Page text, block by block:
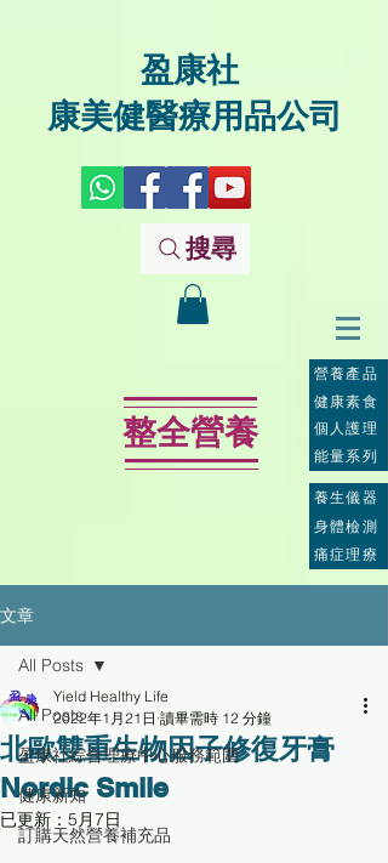
盈康社
康美健醫療用品公司
搜尋
整全營養
營養產品
個人護理
能量系列
健康素食
養生儀器
身體檢測
痛症理療
文章
All Posts
盈康社綜合理療中心服務範圍
健康新知
訂購天然營養補充品
All Posts
北歐雙重生物因子修復牙膏
Nordic Smile
Yield Healthy Life
2022年1月21日 讀畢需時 12 分鐘
已更新： 5月7日